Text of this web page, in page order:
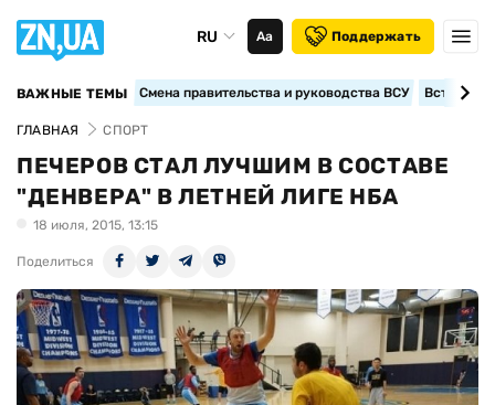
RU Аа Поддержать
ВАЖНЫЕ ТЕМЫ Смена правительства и руководства ВСУ
ГЛАВНАЯ СПОРТ
ПЕЧЕРОВ СТАЛ ЛУЧШИМ В СОСТАВЕ
"ДЕНВЕРА" В ЛЕТНЕЙ ЛИГЕ НБА
18 июля, 2015, 13:15
Поделиться